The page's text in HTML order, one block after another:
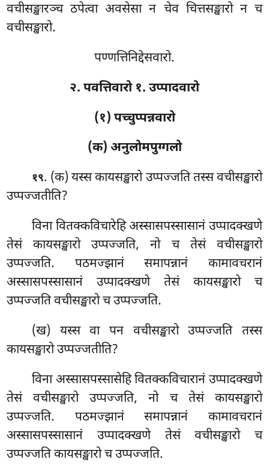
वचीसङ्खारञ्च ठपेत्वा अवसेसा न चेव चित्तसङ्खारो न च
वचीसङ्खारो.
पण्णत्तिनिद्देसवारो.
२. पवत्तिवारो १. उप्पादवारो
(१) पच्चुप्पन्नवारो
(क) अनुलोमपुग्गलो
१९. (क) यस्सकायसङ्खारो उप्पज्जति तस्स वचीसङ्खारो
उप्पज्जतीति?
विना वितक्कविचारेहि अस्सासपस्सासानं उप्पादक्खणे
तेसं कायसङ्खारो उप्पज्जति, नो च तेसं वचीसङ्खारो
उप्पज्जति. पठमज्झानं समापन्नानं कामावचरानं
अस्सासपस्सासानं उप्पादक्खणे तेसं कायसङ्खारो च
उप्पज्जति वचीसङ्खारो च उप्पज्जति.
(ख) यस्स वा पन वचीसङ्खारो उप्पज्जति तस्स
कायसङ्खारो उप्पज्जतीति?
विना अस्सासपस्सासेहि वितक्कविचारानं उप्पादक्खणे
तेसं वचीसङ्खारो उप्पज्जति, नो च तेसं कायसङ्खारो
उप्पज्जति. पठमज्झानं समापन्नानं कामावचरानं
अस्सासपस्सासानं उप्पादक्खणे तेसं वचीसङ्खारो च
उप्पज्जति कायसङ्खारो च उप्पज्जति.